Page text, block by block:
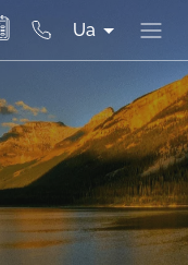
Ua